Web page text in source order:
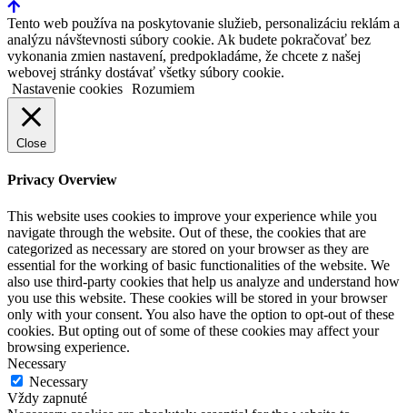
Tento web používa na poskytovanie služieb, personalizáciu reklám a
analýzu návštevnosti súbory cookie. Ak budete pokračovať bez
vykonania zmien nastavení, predpokladáme, že chcete z našej
webovej stránky dostávať všetky súbory cookie.
Nastavenie cookies Rozumiem
Close
Privacy Overview
This website uses cookies to improve your experience while you
navigate through the website. Out of these, the cookies that are
categorized as necessary are stored on your browser as they are
essential for the working of basic functionalities of the website. We
also use third-party cookies that help us analyze and understand how
you use this website. These cookies will be stored in your browser
only with your consent. You also have the option to opt-out of these
cookies. But opting out of some of these cookies may affect your
browsing experience.
Necessary
Necessary
Vždy zapnuté